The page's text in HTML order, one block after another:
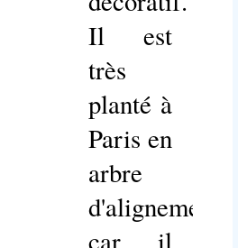
Il est
très
planté à
Paris en
arbre
d'alignement
car il